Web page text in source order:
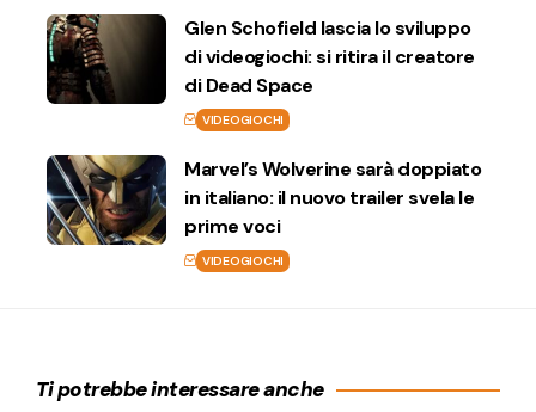
Glen Schofield lascia lo sviluppo
di videogiochi: si ritira il creatore
di Dead Space
VIDEOGIOCHI
Marvel’s Wolverine sarà doppiato
in italiano: il nuovo trailer svela le
prime voci
VIDEOGIOCHI
Ti potrebbe interessare anche